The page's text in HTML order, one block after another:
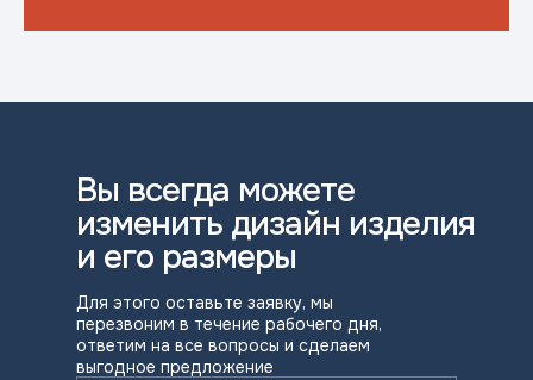
Вы всегда можете
изменить дизайн изделия
и его размеры
Для этого оставьте заявку, мы
перезвоним в течение рабочего дня,
ответим на все вопросы и сделаем
выгодное предложение